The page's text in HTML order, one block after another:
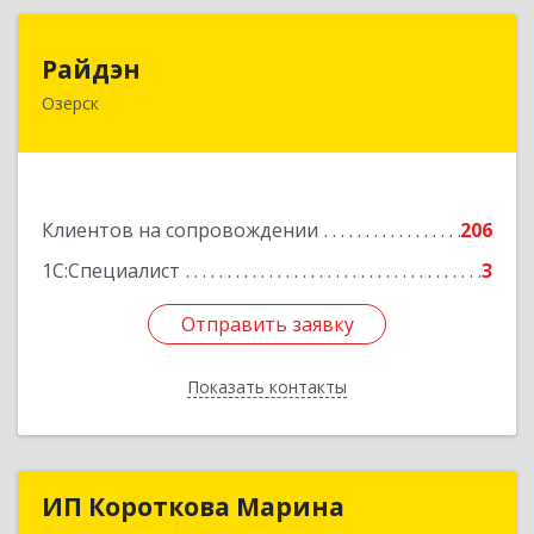
Райдэн
Озерск
Клиентов на сопровождении
206
1С:Специалист
3
Отправить заявку
Показать контакты
456783, Челябинская обл, Озерск г, Ленина пр-
Отправить заявку
Назад
ИП Короткова Марина
ИП Короткова Марина